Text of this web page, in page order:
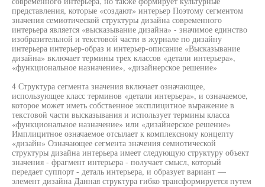
представления, которые «создают» интерьер Поэтому сегментом
значения семиотической структуры дизайна современного
интерьера является «высказывание дизайна» - значимое единство
изобразительной и текстовой части в журнале по дизайну
интерьера интерьер-образ и интерьер-описание «Высказывание
дизайна» включает термины трех классов «детали интерьера»,
«функциональное назначение», «дизайнерское решение»
4 Структура сегмента значения включает означающее,
использующее класс терминов «детали интерьера», и означаемое,
которое может иметь собственное эксплицитное выражение в
текстовой части высказывания и использует термины класса
«функциональное назначение» или «дизайнерское решение»
Имплицитное означаемое отсылает к комплексному концепту
«дизайн» Означающее сегмента значения семиотической
структуры дизайна интерьера имеет следующую структуру объект
значения - фрагмент интерьера - получает смысл, который
передает суппорт - деталь интерьера, и образует вариант —
элемент дизайна Данная структура гибко трансформируется путем